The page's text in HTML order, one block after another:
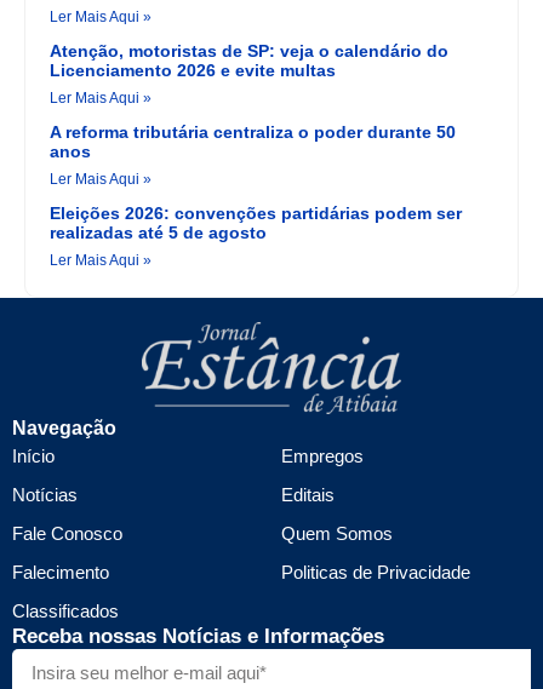
Ler Mais Aqui »
Atenção, motoristas de SP: veja o calendário do
Licenciamento 2026 e evite multas
Ler Mais Aqui »
A reforma tributária centraliza o poder durante 50
anos
Ler Mais Aqui »
Eleições 2026: convenções partidárias podem ser
realizadas até 5 de agosto
Ler Mais Aqui »
Navegação
Início
Notícias
Fale Conosco
Falecimento
Classificados
Empregos
Editais
Quem Somos
Politicas de Privacidade
Receba nossas Notícias e Informações